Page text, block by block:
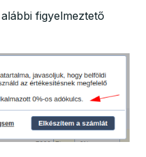
figyelmeztető